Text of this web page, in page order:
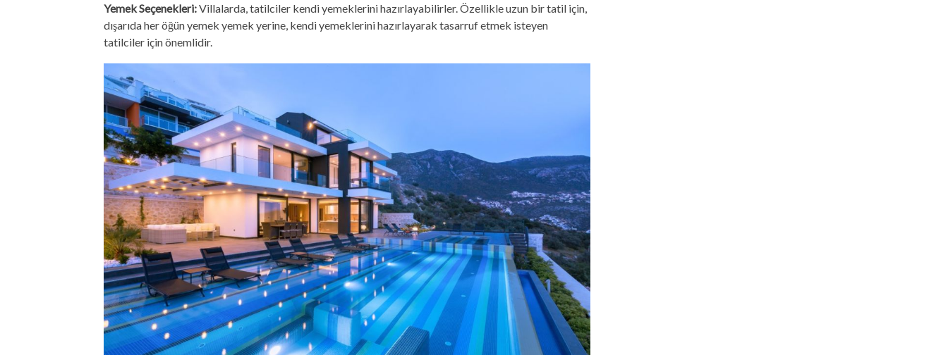
Yemek Seçenekleri:Villalarda, tatilciler kendi yemeklerini hazırlayabilirler. Özellikle uzun bir tatil için,
dışarıda her öğün yemek yemek yerine, kendi yemeklerini hazırlayarak tasarruf etmek isteyen
tatilciler için önemlidir.